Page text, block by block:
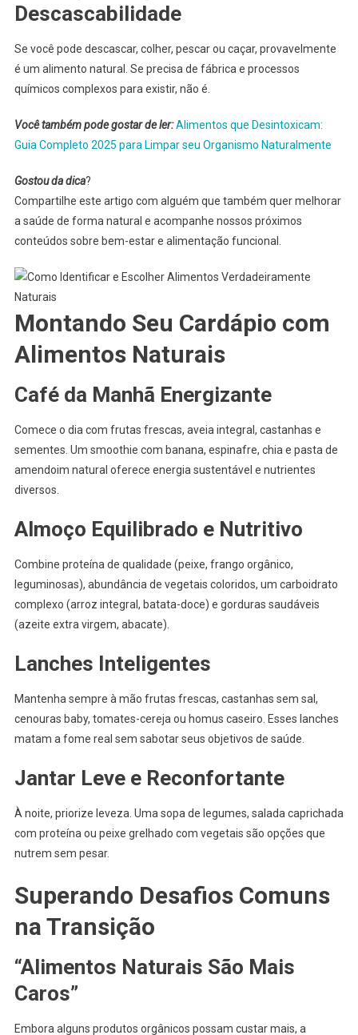
Descascabilidade
Se você pode descascar, colher, pescar ou caçar, provavelmente
é um alimento natural. Se precisa de fábrica e processos
químicos complexos para existir, não é.
Você também pode gostar de ler:Alimentos que Desintoxicam:
Guia Completo 2025 para Limpar seu Organismo Naturalmente
Gostou da dica?
Compartilhe este artigo com alguém que também quer melhorar
a saúde de forma natural e acompanhe nossos próximos
conteúdos sobre bem-estar e alimentação funcional.
Montando Seu Cardápio com
Alimentos Naturais
Café da Manhã Energizante
Comece o dia com frutas frescas, aveia integral, castanhas e
sementes. Um smoothie com banana, espinafre, chia e pasta de
amendoim natural oferece energia sustentável e nutrientes
diversos.
Almoço Equilibrado e Nutritivo
Combine proteína de qualidade (peixe, frango orgânico,
leguminosas), abundância de vegetais coloridos, um carboidrato
complexo (arroz integral, batata-doce) e gorduras saudáveis
(azeite extra virgem, abacate).
Lanches Inteligentes
Mantenha sempre à mão frutas frescas, castanhas sem sal,
cenouras baby, tomates-cereja ou homus caseiro. Esses lanches
matam a fome real sem sabotar seus objetivos de saúde.
Jantar Leve e Reconfortante
À noite, priorize leveza. Uma sopa de legumes, salada caprichada
com proteína ou peixe grelhado com vegetais são opções que
nutrem sem pesar.
Superando Desafios Comuns
na Transição
“Alimentos Naturais São Mais
Caros”
Embora alguns produtos orgânicos possam custar mais, a